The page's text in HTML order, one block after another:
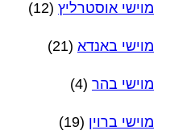
מוישי אוסטרליץ (12)
מוישי באנדא (21)
מוישי בהר (4)
מוישי ברוין (19)